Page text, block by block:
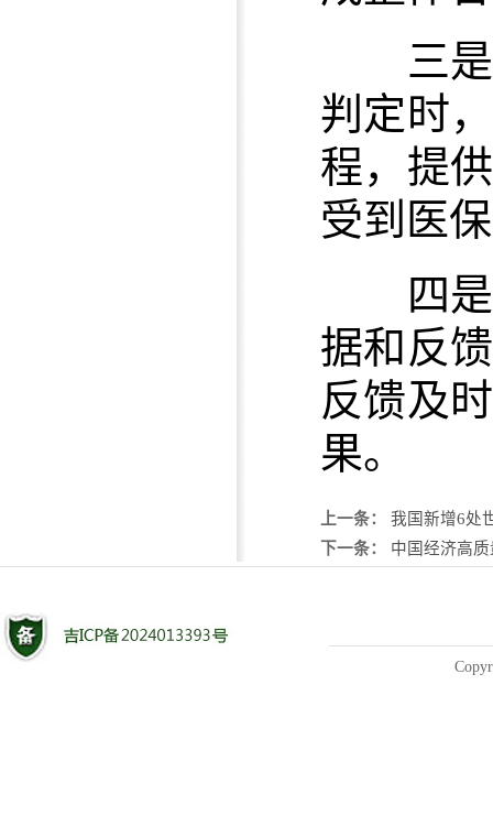
三
判定时
程，提
受到医
四
据和反
反馈及
果。
上一条：
我国新增6处
下一条：
中国经济高